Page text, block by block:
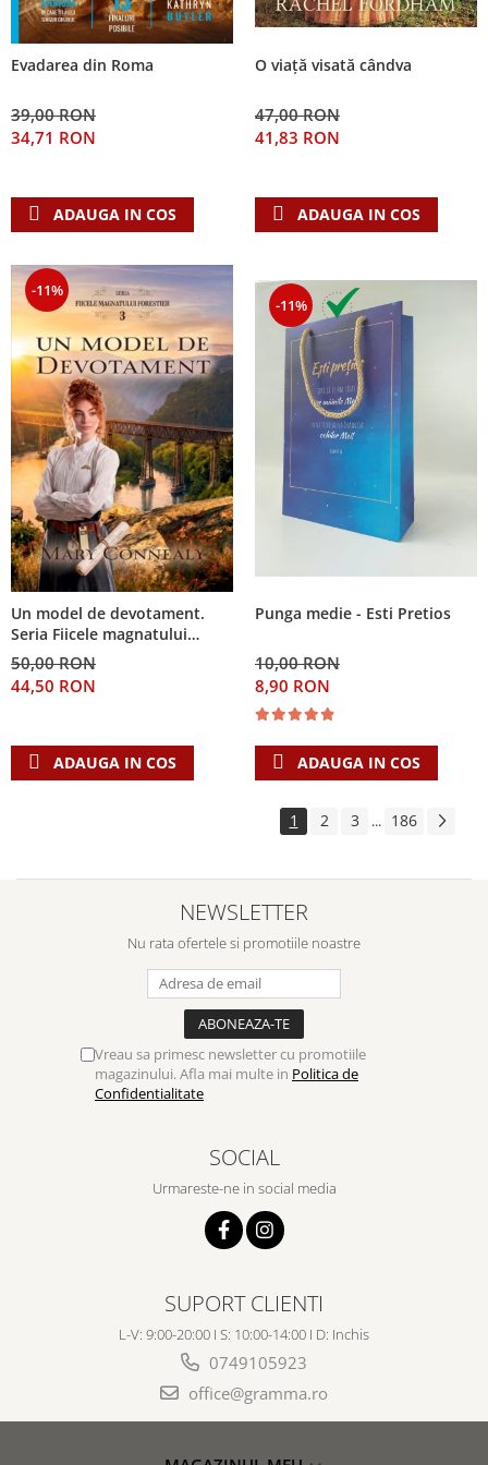
Evadarea din Roma
39,00 RON
34,71 RON
ADAUGA IN COS
O viață visată cândva
47,00 RON
41,83 RON
ADAUGA IN COS
-11%
Un model de devotament.
Seria Fiicele magnatului
forestier 3
50,00 RON
44,50 RON
ADAUGA IN COS
-11%
Punga medie - Esti Pretios
10,00 RON
8,90 RON
ADAUGA IN COS
1 2 3 ... 186
NEWSLETTER
Nu rata ofertele si promotiile noastre
Vreau sa primesc newsletter cu promotiile
magazinului. Afla mai multe in Politica de
Confidentialitate
SOCIAL
Urmareste-ne in social media
SUPORT CLIENTI
L-V: 9:00-20:00 I S: 10:00-14:00 I D: Inchis
0749105923
office@gramma.ro